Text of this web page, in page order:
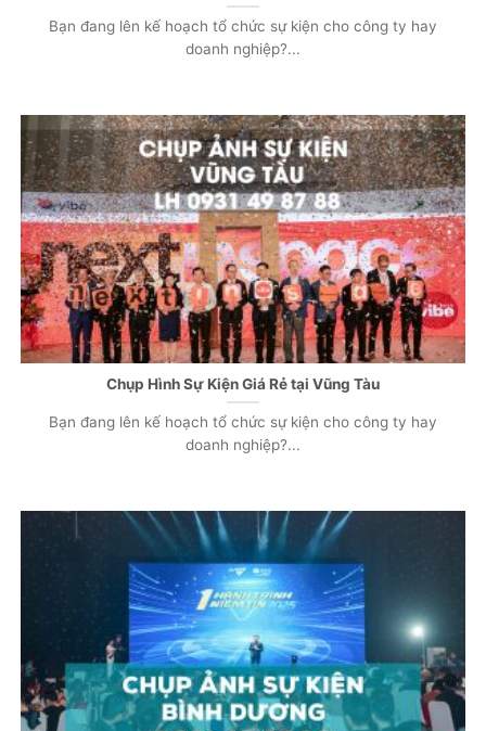
Bạn đang lên kế hoạch tổ chức sự kiện cho công ty hay
doanh nghiệp?...
Chụp Hình Sự Kiện Giá Rẻ tại Vũng Tàu
Bạn đang lên kế hoạch tổ chức sự kiện cho công ty hay
doanh nghiệp?...